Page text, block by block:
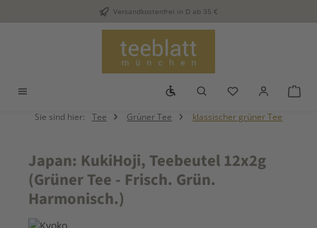
Zum Hauptinhalt springenVersandkostenfrei in D ab 35 €
Werkzeugleiste anzeigen
Du hast 0
Sie sind hier: Tee Grüner Tee klassischer grüner Tee
Japan: KukiHoji, Teebeutel 12x2g
(Grüner Tee - Frisch. Grün.
Harmonisch.)